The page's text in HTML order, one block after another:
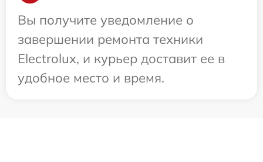
Вы получите уведомление о
завершении ремонта техники
Electrolux, и курьер доставит ее в
удобное место и время.